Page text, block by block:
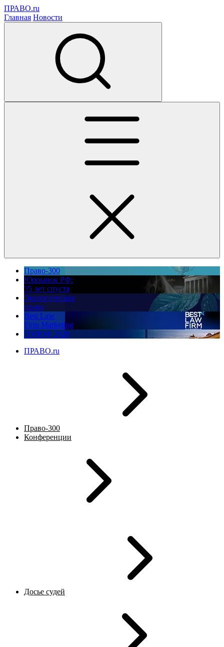
ПРАВО.ru
Главная Новости
Право-300
Юррынок РФ:
35 лет спустя
Экологическое
право
Best Law
Firm Marketing
ПМЮФ 2026
ПРАВО.ru
Право-300
Конференции
Досье судей